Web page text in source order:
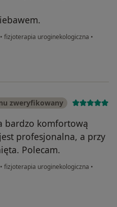
• fizjoterapia uroginekologiczna •
zweryfikowany
bardzo komfortową
profesjonalna, a przy
Polecam.
• fizjoterapia uroginekologiczna •